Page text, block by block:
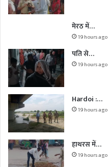
मेरठ में…
19 hours ago
पति से…
19 hours ago
Hardoi :…
19 hours ago
हाथरस में…
19 hours ago